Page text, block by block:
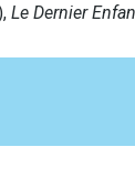
Le Dernier